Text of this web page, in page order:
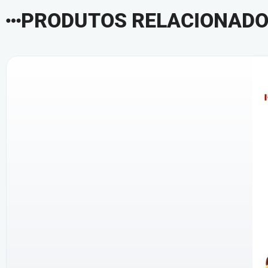
PRODUTOS